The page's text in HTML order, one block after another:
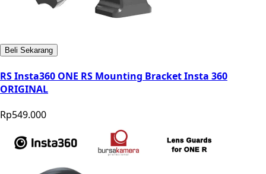
Beli Sekarang
RS Insta360 ONE RS Mounting Bracket Insta 360
ORIGINAL
Rp549.000